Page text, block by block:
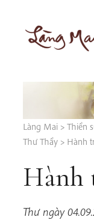
content
Làng Mai > Thiền
Thư Thầy > Hành
Hành
Thư ngày